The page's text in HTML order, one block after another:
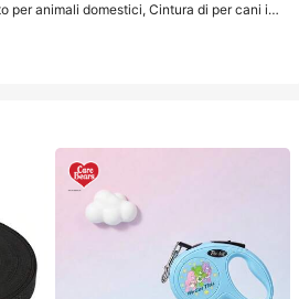
per animali domestici, Cintura di per cani in
cintura di per cani